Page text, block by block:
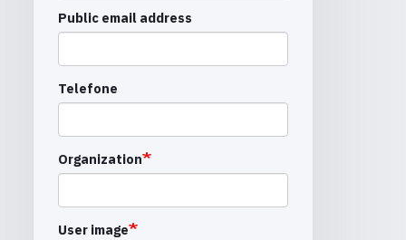
Public email address
Telefone
Organization
User image